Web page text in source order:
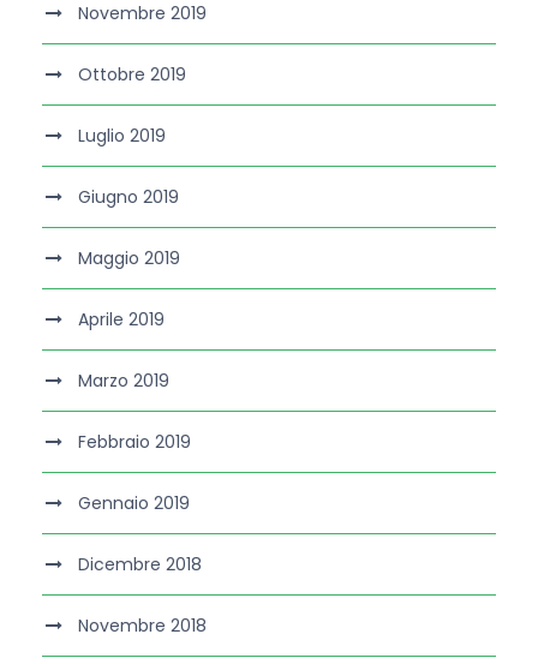
Novembre 2019
Ottobre 2019
Luglio 2019
Giugno 2019
Maggio 2019
Aprile 2019
Marzo 2019
Febbraio 2019
Gennaio 2019
Dicembre 2018
Novembre 2018